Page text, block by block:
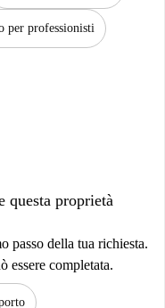
per professionisti
questa proprietà
passo della tua richiesta.
essere completata.